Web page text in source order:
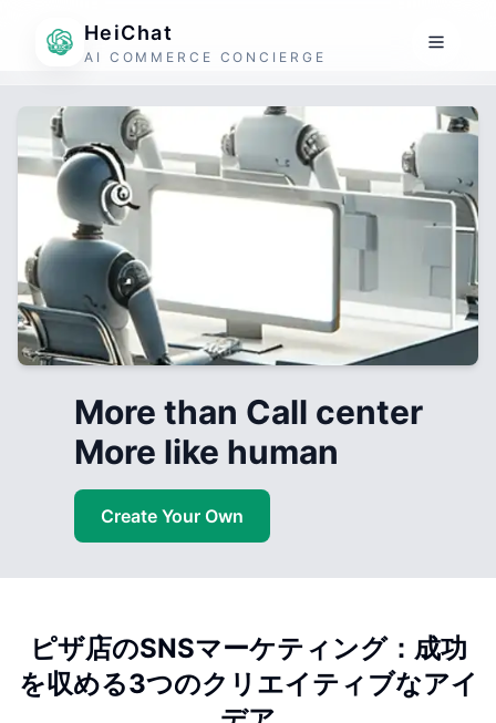
HeiChat
AI COMMERCE CONCIERGE
More than Call center
More like human
Create Your Own
ピザ店のSNSマーケティング：成功
を収める3つのクリエイティブなアイ